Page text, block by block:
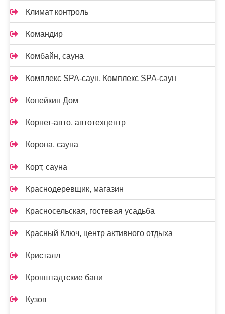
Климат контроль
Командир
Комбайн, сауна
Комплекс SPA-саун, Комплекс SPA-саун
Копейкин Дом
Корнет-авто, автотехцентр
Корона, сауна
Корт, сауна
Краснодеревщик, магазин
Красносельская, гостевая усадьба
Красный Ключ, центр активного отдыха
Кристалл
Кронштадтские бани
Кузов